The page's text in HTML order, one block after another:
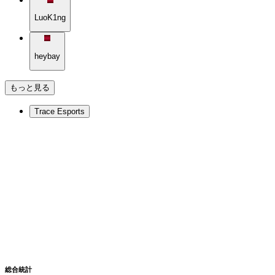
LuoK1ng
heybay
もっと見る
Trace Esports
総合統計